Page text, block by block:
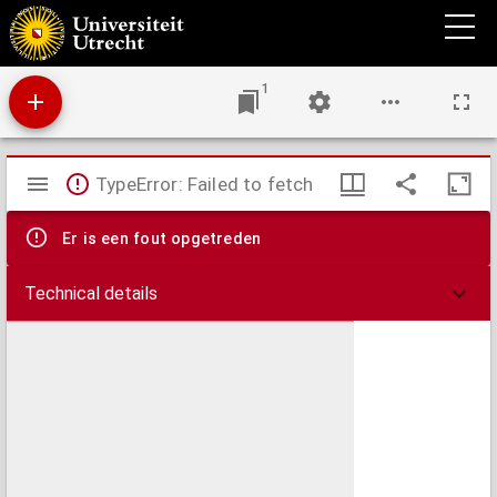
Mengel-stoffe van veelerlei stichtelijke gezangen op verscheide, zo oude als nieuwe,
toonen en psalm-wijzen
1
Mirador
viewer
TypeError: Failed to fetch
Er is een fout opgetreden
Technical details